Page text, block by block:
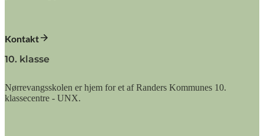
Kontakt
10. klasse
Nørrevangsskolen er hjem for et af Randers Kommunes 10.
klassecentre - UNX.